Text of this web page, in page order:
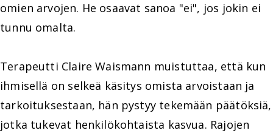
omien arvojen. He osaavat sanoa "ei", jos jokin ei
tunnu omalta.
Terapeutti Claire Waismann muistuttaa, että kun
ihmisellä on selkeä käsitys omista arvoistaan ja
tarkoituksestaan, hän pystyy tekemään päätöksiä,
jotka tukevat henkilökohtaista kasvua. Rajojen